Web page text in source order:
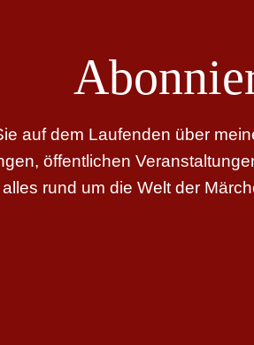
auf dem Laufenden über
öffentlichen
rund um die Welt der